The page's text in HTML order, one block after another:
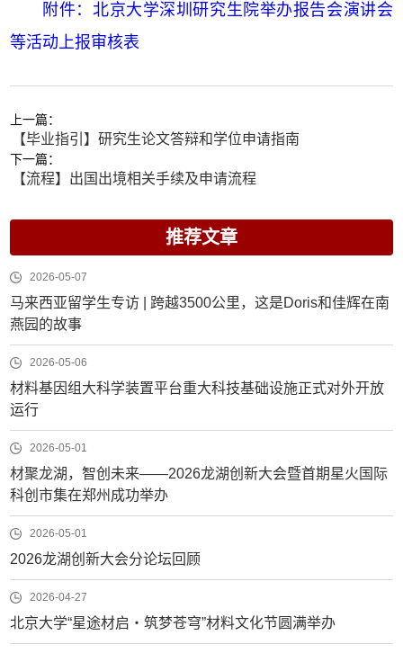
附件：北京大学深圳研究生院举办报告会演讲会
等活动上报审核表
上一篇：
【毕业指引】研究生论文答辩和学位申请指南
下一篇：
【流程】出国出境相关手续及申请流程
推荐文章
2026-05-07
马来西亚留学生专访 | 跨越3500公里，这是Doris和佳辉在南
燕园的故事
2026-05-06
材料基因组大科学装置平台重大科技基础设施正式对外开放
运行
2026-05-01
材聚龙湖，智创未来——2026龙湖创新大会暨首期星火国际
科创市集在郑州成功举办
2026-05-01
2026龙湖创新大会分论坛回顾
2026-04-27
北京大学“星途材启・筑梦苍穹”材料文化节圆满举办